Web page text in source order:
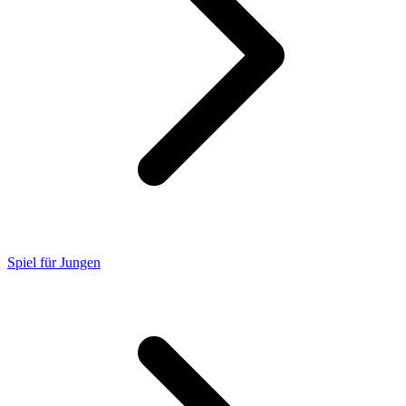
Spiel für Jungen